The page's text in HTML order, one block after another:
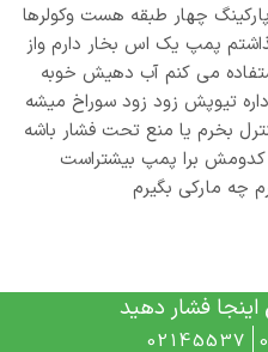
چهار طبقه هست وکولرها
پمپ یک اس بخار دارم واز
می کنم آب دهیش خوبه
تیوپش زود زود سوراخ میشه
بخرم یا منع تحت فشار باشه
برا پمپ بیشتراست
چه مارکی بگیرم
اینجا فشار دهید
02145537